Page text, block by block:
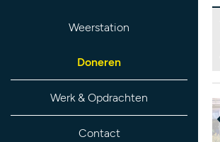
Weerstation
Doneren
Werk & Opdrachten
Contact